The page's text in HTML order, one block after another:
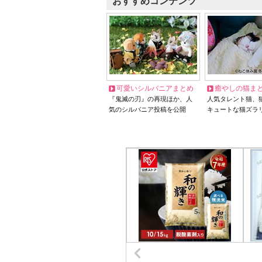
可愛いシルバニアまとめ
『鬼滅の刃』の再現ほか、人
気のシルバニア投稿を公開
癒やしの猫ま
人気タレント猫
キュートな猫ズラ